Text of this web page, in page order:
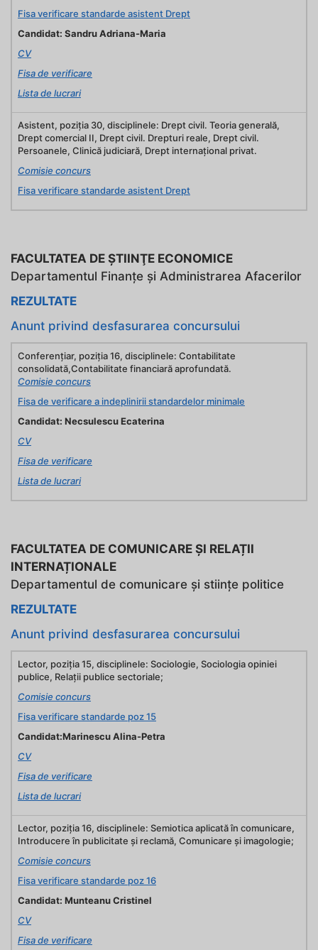
Fisa verificare standarde asistent Drept
Candidat: Sandru Adriana-Maria
CV
Fisa de verificare
Lista de lucrari
Asistent, poziţia 30, disciplinele: Drept civil. Teoria generală,
Drept comercial II, Drept civil. Drepturi reale, Drept civil.
Persoanele, Clinică judiciară, Drept internaţional privat.
Comisie concurs
Fisa verificare standarde asistent Drept
FACULTATEA DE ŞTIINŢE ECONOMICE
Departamentul Finanţe şi Administrarea Afacerilor
REZULTATE
Anunt privind desfasurarea concursului
Conferenţiar, poziţia 16, disciplinele: Contabilitate
consolidată,Contabilitate financiară aprofundată.
Comisie concurs
Fisa de verificare a indeplinirii standardelor minimale
Candidat: Necsulescu Ecaterina
CV
Fisa de verificare
Lista de lucrari
FACULTATEA DE COMUNICARE ȘI RELAȚII
INTERNAȚIONALE
Departamentul de comunicare și stiințe politice
REZULTATE
Anunt privind desfasurarea concursului
Lector, poziţia 15, disciplinele: Sociologie, Sociologia opiniei
publice, Relații publice sectoriale;
Comisie concurs
Fisa verificare standarde poz 15
Candidat:Marinescu Alina-Petra
CV
Fisa de verificare
Lista de lucrari
Lector, poziţia 16, disciplinele: Semiotica aplicată în comunicare,
Introducere în publicitate și reclamă, Comunicare și imagologie;
Comisie concurs
Fisa verificare standarde poz 16
Candidat: Munteanu Cristinel
CV
Fisa de verificare